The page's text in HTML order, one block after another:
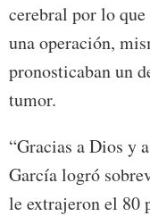
cerebral por lo
una operación,
pronosticaban un
tumor.
“Gracias a Dios y
García logró
le extrajeron el 80